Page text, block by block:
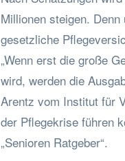
Millionen steigen.
gesetzliche
„Wenn erst die große
wird, werden die
Arentz vom Institut für
der Pflegekrise führen
„Senioren Ratgeber“.